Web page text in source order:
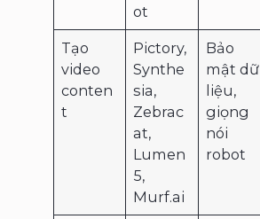
ot
Tạo
video
conten
t
Pictory,
Synthe
sia,
Zebrac
at,
Lumen
5,
Murf.ai
Bảo
mật dữ
liệu,
giọng
nói
robot